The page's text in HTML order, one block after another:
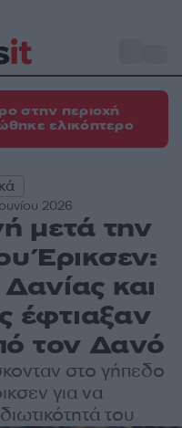
στην περιοχή
ελικόπτερο
2026
μετά την
Έρικσεν:
και
έφτιαξαν
τον Δανό
στο γήπεδο
για να
του